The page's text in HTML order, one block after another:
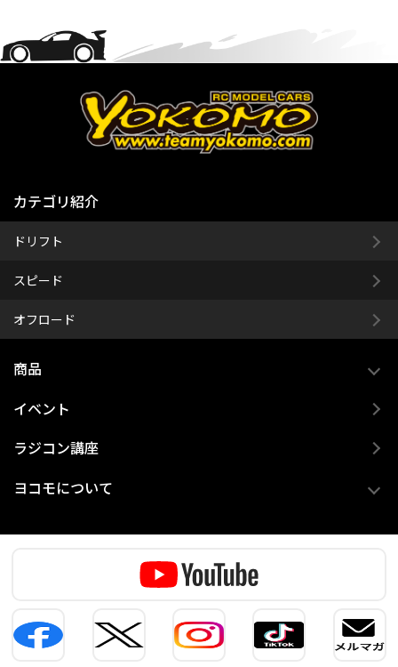
カテゴリ紹介
ドリフト
スピード
オフロード
商品
イベント
ラジコン講座
ヨコモについて